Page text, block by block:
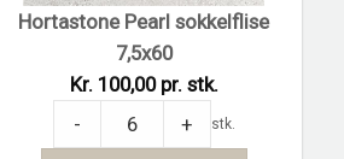
quantity
Hortastone Pearl sokkelflise
7,5x60
Kr. 100,00 pr. stk.
Hortastone Pearl sokkelflise 7,5x60
- + stk.